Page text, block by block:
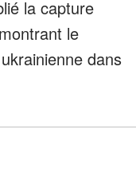
la capture
le
dans